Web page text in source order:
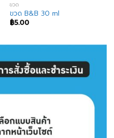
ขวด
ขวด B&B 30 ml
฿5.00